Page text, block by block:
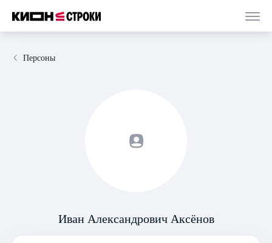
Персоны
Иван Александрович Аксёнов